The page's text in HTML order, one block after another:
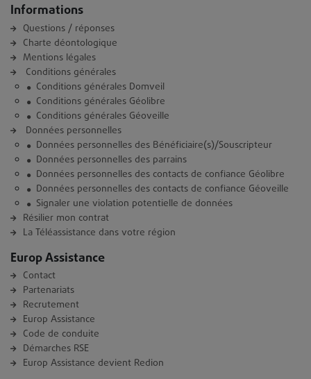
Informations
Questions / réponses
Charte déontologique
Mentions légales
Conditions générales
Conditions générales Domveil
Conditions générales Géolibre
Conditions générales Géoveille
Données personnelles
Données personnelles des Bénéficiaire(s)/Souscripteur
Données personnelles des parrains
Données personnelles des contacts de confiance Géolibre
Données personnelles des contacts de confiance Géoveille
Signaler une violation potentielle de données
Résilier mon contrat
La Téléassistance dans votre région
Europ Assistance
Contact
Partenariats
Recrutement
Europ Assistance
Code de conduite
Démarches RSE
Europ Assistance devient Redion